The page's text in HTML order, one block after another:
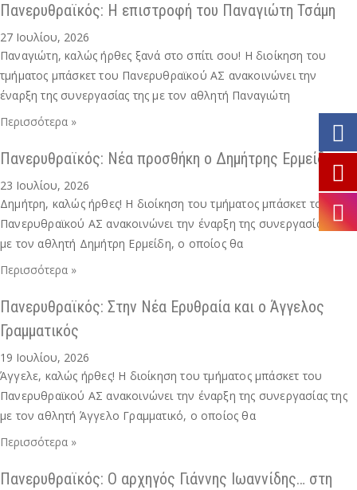
Πανερυθραϊκός: Η επιστροφή του Παναγιώτη Τσάμη
27 Ιουλίου, 2026
Παναγιώτη, καλώς ήρθες ξανά στο σπίτι σου! Η διοίκηση του
τμήματος μπάσκετ του Πανερυθραϊκού ΑΣ ανακοινώνει την
έναρξη της συνεργασίας της με τον αθλητή Παναγιώτη
Περισσότερα »
Πανερυθραϊκός: Νέα προσθήκη ο Δημήτρης Ερμείδης
23 Ιουλίου, 2026
Δημήτρη, καλώς ήρθες! Η διοίκηση του τμήματος μπάσκετ του
Πανερυθραϊκού ΑΣ ανακοινώνει την έναρξη της συνεργασίας της
με τον αθλητή Δημήτρη Ερμείδη, ο οποίος θα
Περισσότερα »
Πανερυθραϊκός: Στην Νέα Ερυθραία και ο Άγγελος
Γραμματικός
19 Ιουλίου, 2026
Άγγελε, καλώς ήρθες! Η διοίκηση του τμήματος μπάσκετ του
Πανερυθραϊκού ΑΣ ανακοινώνει την έναρξη της συνεργασίας της
με τον αθλητή Άγγελο Γραμματικό, ο οποίος θα
Περισσότερα »
Πανερυθραϊκός: Ο αρχηγός Γιάννης Ιωαννίδης… στη